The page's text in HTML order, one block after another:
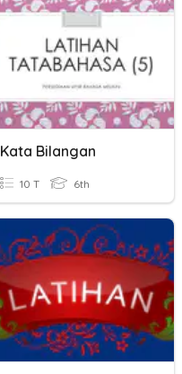
Kata Bilangan
10 T 6th